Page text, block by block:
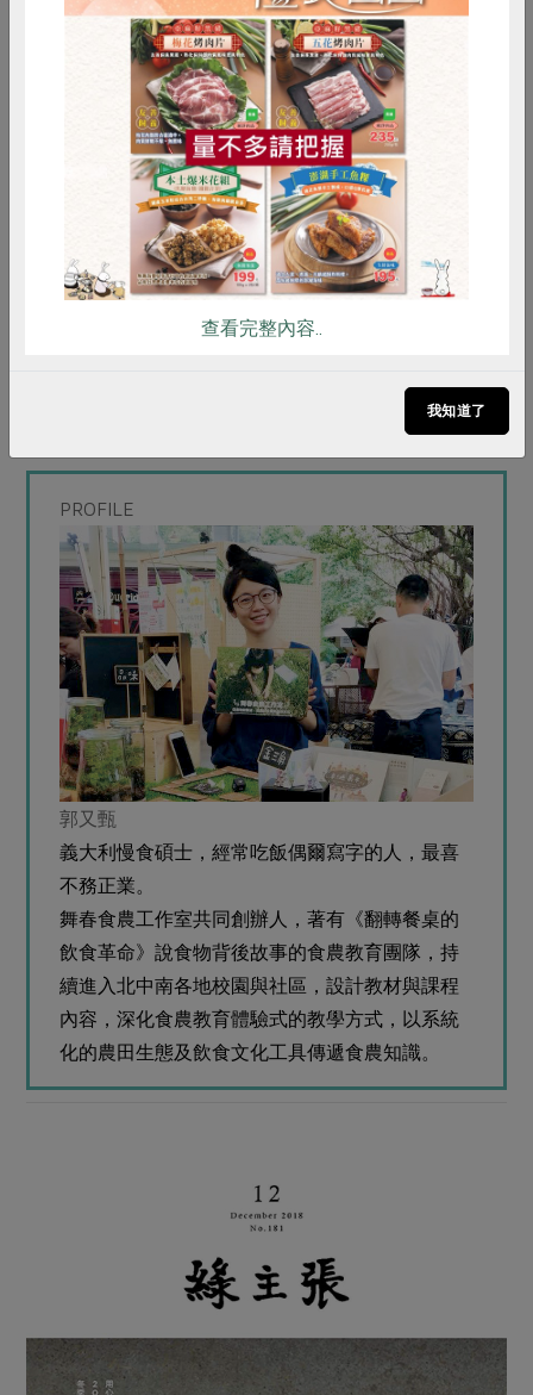
浪費的理念。
新北市2017年創立媒合農友與餐廳的平台「惜食分享餐廳
計畫」，讓無處可銷的NG醜蔬果透過平台販售給餐廳廚
師，使格外品也能變身佳餚；此外，也出現連鎖餐飲集團
籌畫開設以醜蔬果為主要食材的餐廳品牌，這意味著食物
浪費議題因為消費者的關注，正在開始慢慢改變市場運作
《剩食》一書香港作者陳曉蕾認為，惜食最重要的其實是
怎麼解決。身為消費者的你我，絕不要輕忽自身的力量，
定時定量購買、寫下購物清單、盡量不衝動購物。願一己
之力終能如涓滴細流，匯聚成永續消費的泱泱之河。
PROFILE
郭又甄
義大利慢食碩士，經常吃飯偶爾寫字的人，最喜
不務正業。
舞春食農工作室共同創辦人，著有《翻轉餐桌的
飲食革命》說食物背後故事的食農教育團隊，持
續進入北中南各地校園與社區，設計教材與課程
內容，深化食農教育體驗式的教學方式，以系統
化的農田生態及飲食文化工具傳遞食農知識。
RPET 食譜 減硝酸鹽
雞蛋 食安 共同購買
查看完整內容..
我知道了